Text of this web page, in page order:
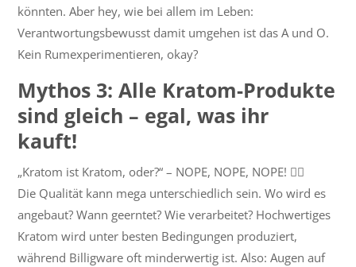
könnten. Aber hey, wie bei allem im Leben:
Verantwortungsbewusst damit umgehen ist das A und O.
Kein Rumexperimentieren, okay?
Mythos 3: Alle Kratom-Produkte
sind gleich – egal, was ihr
kauft!
„Kratom ist Kratom, oder?“ – NOPE, NOPE, NOPE! 🙅‍♀️
Die Qualität kann mega unterschiedlich sein. Wo wird es
angebaut? Wann geerntet? Wie verarbeitet? Hochwertiges
Kratom wird unter besten Bedingungen produziert,
während Billigware oft minderwertig ist. Also: Augen auf